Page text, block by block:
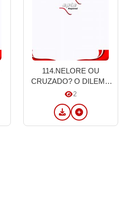
114.NELORE OU
CRUZADO? O DILEMA
ENTRE LIQUIDEZ DE
MERCADO E
EFICIÊNCIA
BIOLÓGICA NA IATF
2